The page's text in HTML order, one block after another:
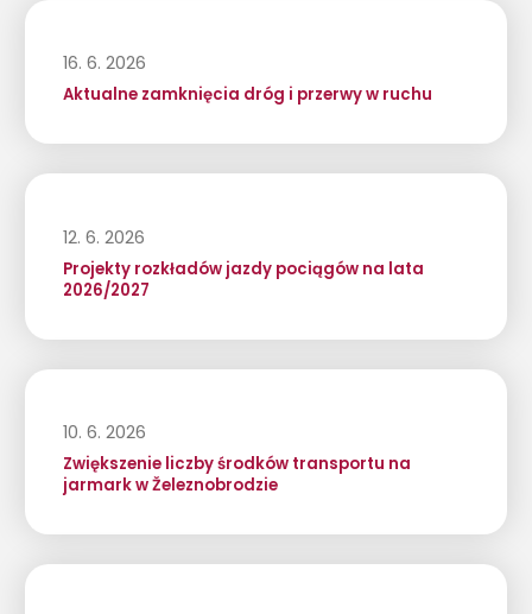
16. 6. 2026
Aktualne zamknięcia dróg i przerwy w ruchu
12. 6. 2026
Projekty rozkładów jazdy pociągów na lata
2026/2027
10. 6. 2026
Zwiększenie liczby środków transportu na
jarmark w Železnobrodzie